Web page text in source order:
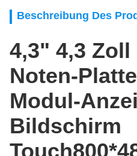
Beschreibung Des
4,3" 4,3
Noten-
Modul-
Bildschirm